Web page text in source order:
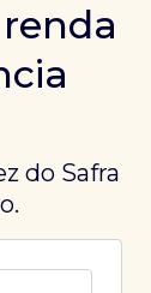
do Safra